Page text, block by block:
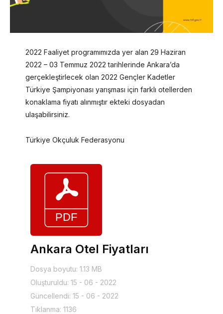
2022 Faaliyet programımızda yer alan 29 Haziran
2022 – 03 Temmuz 2022 tarihlerinde Ankara’da
gerçekleştirlecek olan 2022 Gençler Kadetler
Türkiye Şampiyonası yarışması için farklı otellerden
konaklama fiyatı alınmıştır ekteki dosyadan
ulaşabilirsiniz.
Türkiye Okçuluk Federasyonu
Ankara Otel Fiyatları
Dosya boyutu: 1.13 MB
Oluşturuldu: 15 - 06 - 2022
Güncellendi: 15 - 06 - 2022
Tıklanma: 1136